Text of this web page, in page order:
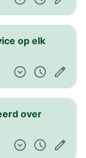
op elk
over